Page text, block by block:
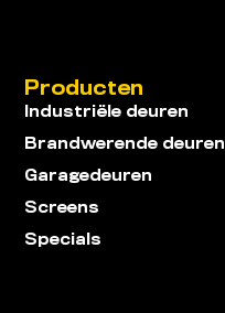
Producten
Industriële deuren
Brandwerende deuren
Garagedeuren
Screens
Specials